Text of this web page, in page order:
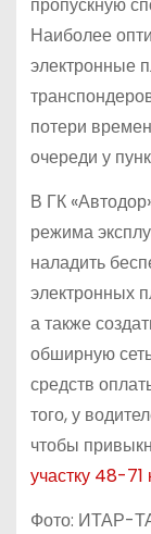
пропускную
Наиболее
электронные
потери
очереди у
В ГК
режима
наладить
электронных
а также
обширную
средств
того, у
чтобы
участку 48-71
Фото: ИТАР-